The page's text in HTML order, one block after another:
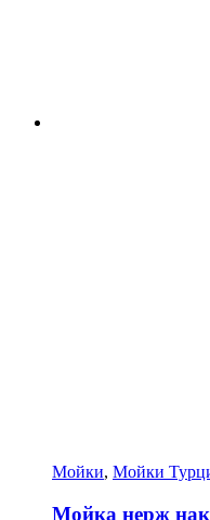
Мойки, Мойки
Мойка нерж